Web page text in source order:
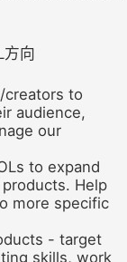
方向
creators to
audience,
our
to expand
Help
more specific
- target
skills, work